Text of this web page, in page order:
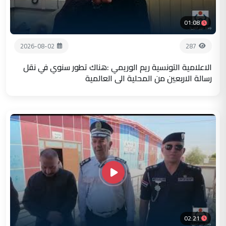
01:08
287
2026-08-02
الاعلامية التونسية ريم الوريمي :هناك تطور سنوي في نقل
رسالة الاربعين من المحلية الى العالمية
02:21